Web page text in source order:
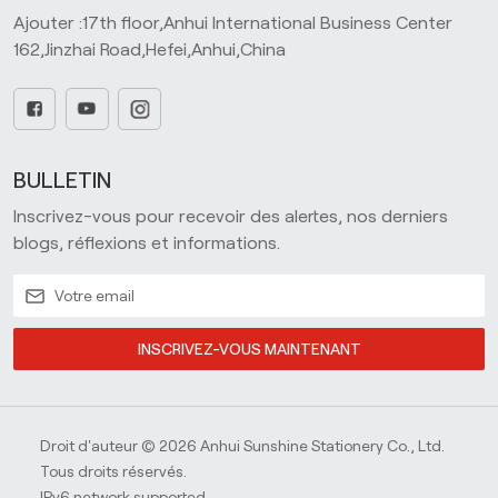
Ajouter :17th floor,Anhui International Business Center
162,Jinzhai Road,Hefei,Anhui,China
BULLETIN
Inscrivez-vous pour recevoir des alertes, nos derniers
blogs, réflexions et informations.
INSCRIVEZ-VOUS MAINTENANT
Droit d'auteur © 2026 Anhui Sunshine Stationery Co., Ltd.
Tous droits réservés.